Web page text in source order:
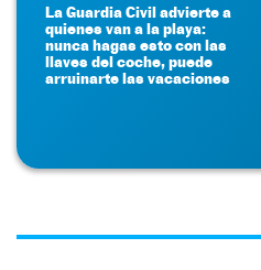
La Guardia Civil advierte a
quienes van a la playa:
nunca hagas esto con las
llaves del coche, puede
arruinarte las vacaciones